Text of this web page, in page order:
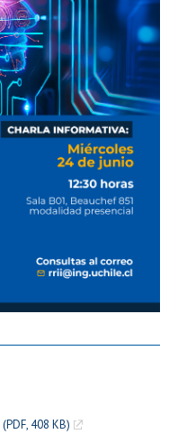
(PDF, 408 KB)